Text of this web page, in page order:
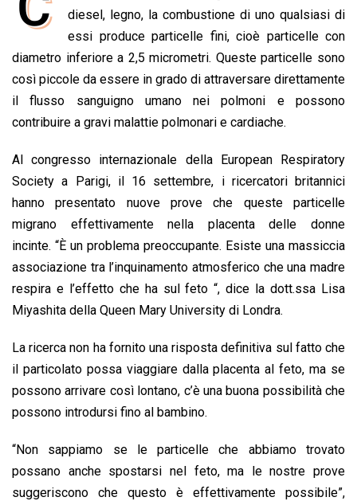
e
o
o
k
t
s
A
p
p
k
e
d
I
n
e
a
d
s
i
l
y
L
i
n
k
n
t
diesel, legno, la combustione di uno qualsiasi di
essi produce particelle fini, cioè particelle con
diametro inferiore a 2,5 micrometri. Queste particelle sono
così piccole da essere in grado di attraversare direttamente
il flusso sanguigno umano nei polmoni e possono
contribuire a gravi malattie polmonari e cardiache.
Al congresso internazionale della European Respiratory
Society a Parigi, il 16 settembre, i ricercatori britannici
hanno presentato nuove prove che queste particelle
migrano effettivamente nella placenta delle donne
incinte. “È un problema preoccupante. Esiste una massiccia
associazione tra l’inquinamento atmosferico che una madre
respira e l’effetto che ha sul feto “, dice la dott.ssa Lisa
Miyashita della Queen Mary University di Londra.
La ricerca non ha fornito una risposta definitiva sul fatto che
il particolato possa viaggiare dalla placenta al feto, ma se
possono arrivare così lontano, c’è una buona possibilità che
possono introdursi fino al bambino.
“Non sappiamo se le particelle che abbiamo trovato
possano anche spostarsi nel feto, ma le nostre prove
suggeriscono che questo è effettivamente possibile”,